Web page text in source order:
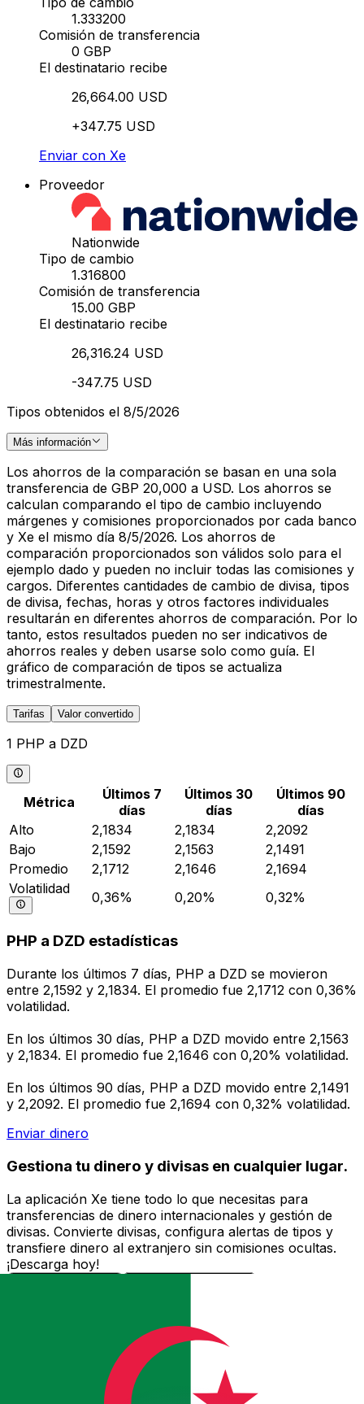
1.333200
Comisión de transferencia
0 GBP
El destinatario recibe
26,664.00 USD
+347.75 USD
Enviar con Xe
Proveedor
Nationwide
Tipo de cambio
1.316800
Comisión de transferencia
15.00 GBP
El destinatario recibe
26,316.24 USD
-347.75 USD
Tipos obtenidos el 8/5/2026
Más información
Los ahorros de la comparación se basan en una sola
transferencia de GBP 20,000 a USD. Los ahorros se
calculan comparando el tipo de cambio incluyendo
márgenes y comisiones proporcionados por cada banco
y Xe el mismo día 8/5/2026. Los ahorros de
comparación proporcionados son válidos solo para el
ejemplo dado y pueden no incluir todas las comisiones y
cargos. Diferentes cantidades de cambio de divisa, tipos
de divisa, fechas, horas y otros factores individuales
resultarán en diferentes ahorros de comparación. Por lo
tanto, estos resultados pueden no ser indicativos de
ahorros reales y deben usarse solo como guía. El
gráfico de comparación de tipos se actualiza
trimestralmente.
Tarifas Valor convertido
1 PHP a DZD
Métrica
Últimos 7
días
Últimos 30
días
Últimos 90
días
Alto
2,1834 2,1834
2,2092
Bajo
2,1592 2,1563
2,1491
Promedio
2,1712 2,1646
2,1694
Volatilidad
0,36% 0,20% 0,32%
PHP a DZD estadísticas
Durante los últimos 7 días, PHP a DZD se movieron
entre 2,1592 y 2,1834. El promedio fue 2,1712 con 0,36%
volatilidad.
En los últimos 30 días, PHP a DZD movido entre 2,1563
y 2,1834. El promedio fue 2,1646 con 0,20% volatilidad.
En los últimos 90 días, PHP a DZD movido entre 2,1491
y 2,2092. El promedio fue 2,1694 con 0,32% volatilidad.
Enviar dinero
Gestiona tu dinero y divisas en cualquier lugar.
La aplicación Xe tiene todo lo que necesitas para
transferencias de dinero internacionales y gestión de
divisas. Convierte divisas, configura alertas de tipos y
transfiere dinero al extranjero sin comisiones ocultas.
¡Descarga hoy!